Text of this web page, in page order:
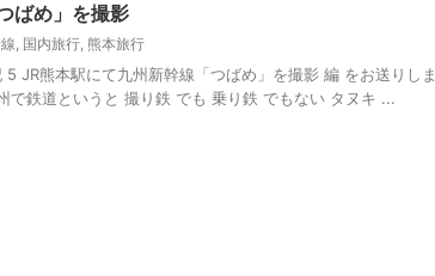
ばめ」を撮影
, 国内旅行, 熊本旅行
JR熊本駅にて九州新幹線「つばめ」を撮影 編 をお送りしま
で鉄道というと 撮り鉄 でも 乗り鉄 でもない タヌキ ...